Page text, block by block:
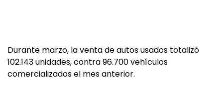
Durante marzo, la venta de autos usados totalizó
102.143 unidades, contra 96.700 vehículos
comercializados el mes anterior.